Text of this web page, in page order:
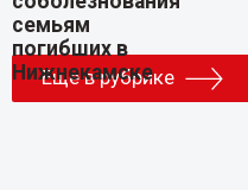
Еще в рубрике